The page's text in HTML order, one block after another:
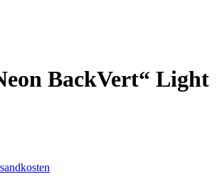
BackVert“ Light